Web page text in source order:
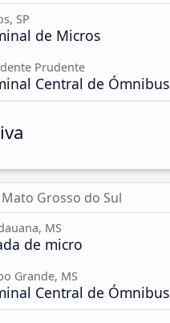
SP
de Micros
Prudente
Central de Ómnibus
Grosso do Sul
MS
de micro
Grande, MS
Central de Ómnibus